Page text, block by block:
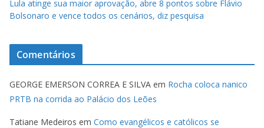
Lula atinge sua maior aprovação, abre 8 pontos sobre Flávio
Bolsonaro e vence todos os cenários, diz pesquisa
Comentários
GEORGE EMERSON CORREA E SILVA em Rocha coloca nanico
PRTB na corrida ao Palácio dos Leões
Tatiane Medeiros em Como evangélicos e católicos se